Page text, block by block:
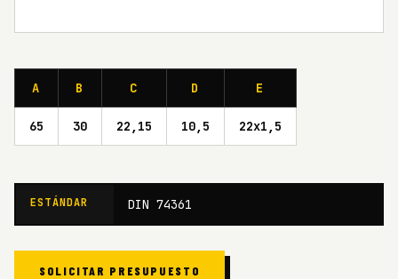
A B C D E
65 30 22,15 10,5 22x1,5
ESTÁNDAR DIN 74361
SOLICITAR PRESUPUESTO